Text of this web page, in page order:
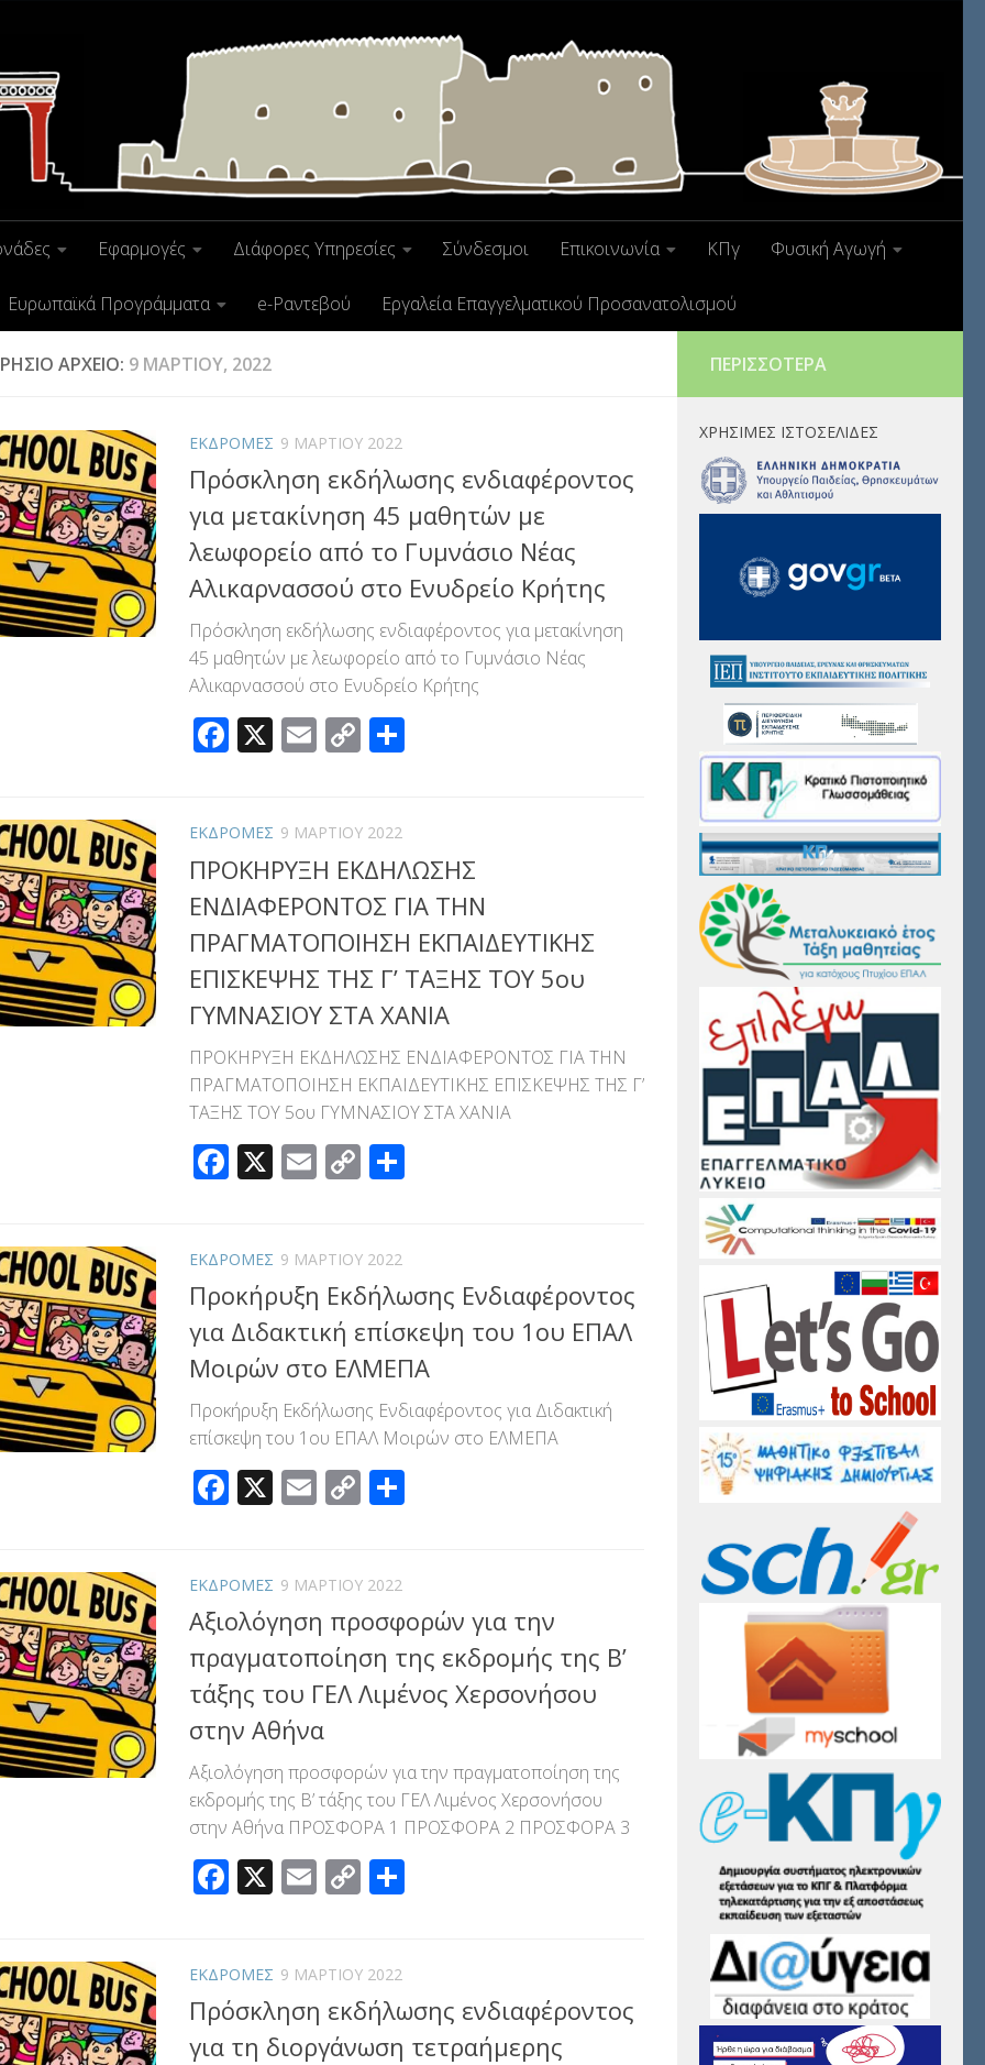
Εφαρμογές Διάφορες Υπηρεσίες Σύνδεσμοι Επικοινωνία ΚΠγ Φυσική Αγωγή
Ευρωπαϊκά Προγράμματα e-Ραντεβού Εργαλεία Επαγγελματικού Προσανατολισμού
ΑΡΧΕΊΟ: 9 ΜΑΡΤΊΟΥ, 2022
ΕΚΔΡΟΜΕΣ 9 ΜΑΡΤΊΟΥ 2022
Πρόσκληση εκδήλωσης ενδιαφέροντος
για μετακίνηση 45 μαθητών με
λεωφορείο από το Γυμνάσιο Νέας
Αλικαρνασσού στο Ενυδρείο Κρήτης
Πρόσκληση εκδήλωσης ενδιαφέροντος για μετακίνηση
45 μαθητών με λεωφορείο από το Γυμνάσιο Νέας
Αλικαρνασσού στο Ενυδρείο Κρήτης
Facebook
X Email
Copy
ΕΚΔΡΟΜΕΣ 9 ΜΑΡΤΊΟΥ 2022
ΠΡΟΚΗΡYΞΗ ΕΚΔΗΛΩΣΗΣ
ΕΝΔΙΑΦΕΡΟΝΤΟΣ ΓΙΑ ΤΗΝ
ΠΡΑΓΜΑΤΟΠΟΙΗΣΗ ΕΚΠΑΙΔΕΥΤΙΚΗΣ
ΕΠΙΣΚΕΨΗΣ ΤΗΣ Γ’ ΤΑΞΗΣ ΤΟΥ 5ου
ΓΥΜΝΑΣΙΟΥ ΣΤΑ ΧΑΝΙΑ
ΠΡΟΚΗΡYΞΗ ΕΚΔΗΛΩΣΗΣ ΕΝΔΙΑΦΕΡΟΝΤΟΣ ΓΙΑ ΤΗΝ
ΠΡΑΓΜΑΤΟΠΟΙΗΣΗ ΕΚΠΑΙΔΕΥΤΙΚΗΣ ΕΠΙΣΚΕΨΗΣ ΤΗΣ Γ’
ΤΑΞΗΣ ΤΟΥ 5ου ΓΥΜΝΑΣΙΟΥ ΣΤΑ ΧΑΝΙΑ
Facebook
X Email
Copy
ΕΚΔΡΟΜΕΣ 9 ΜΑΡΤΊΟΥ 2022
Προκήρυξη Εκδήλωσης Ενδιαφέροντος
για Διδακτική επίσκεψη του 1ου ΕΠΑΛ
Μοιρών στο ΕΛΜΕΠΑ
Προκήρυξη Εκδήλωσης Ενδιαφέροντος για Διδακτική
επίσκεψη του 1ου ΕΠΑΛ Μοιρών στο ΕΛΜΕΠΑ
Facebook
X Email
Copy
ΕΚΔΡΟΜΕΣ 9 ΜΑΡΤΊΟΥ 2022
Αξιολόγηση προσφορών για την
πραγματοποίηση της εκδρομής της Β’
τάξης του ΓΕΛ Λιμένος Χερσονήσου
στην Αθήνα
Αξιολόγηση προσφορών για την πραγματοποίηση της
εκδρομής της Β’ τάξης του ΓΕΛ Λιμένος Χερσονήσου
στην Αθήνα ΠΡΟΣΦΟΡΑ 1 ΠΡΟΣΦΟΡΑ 2 ΠΡΟΣΦΟΡΑ 3
Facebook
X Email
Copy
ΕΚΔΡΟΜΕΣ 9 ΜΑΡΤΊΟΥ 2022
Πρόσκληση εκδήλωσης ενδιαφέροντος
για τη διοργάνωση τετραήμερης
ΠΕΡΙΣΣΌΤΕΡΑ
ΧΡΉΣΙΜΕΣ ΙΣΤΟΣΕΛΊΔΕΣ